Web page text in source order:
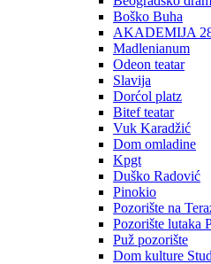
Boško Buha
AKADEMIJA
Madlenianum
Odeon teatar
Slavija
Dorćol platz
Bitef teatar
Vuk Karadžić
Dom omladine
Kpgt
Duško Radović
Pinokio
Pozorište na
Pozorište lutaka
Puž pozorište
Dom kulture